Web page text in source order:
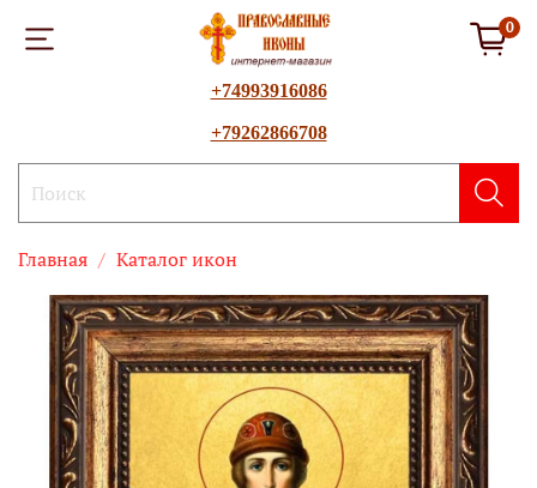
0
+74993916086
+79262866708
Главная Каталог икон